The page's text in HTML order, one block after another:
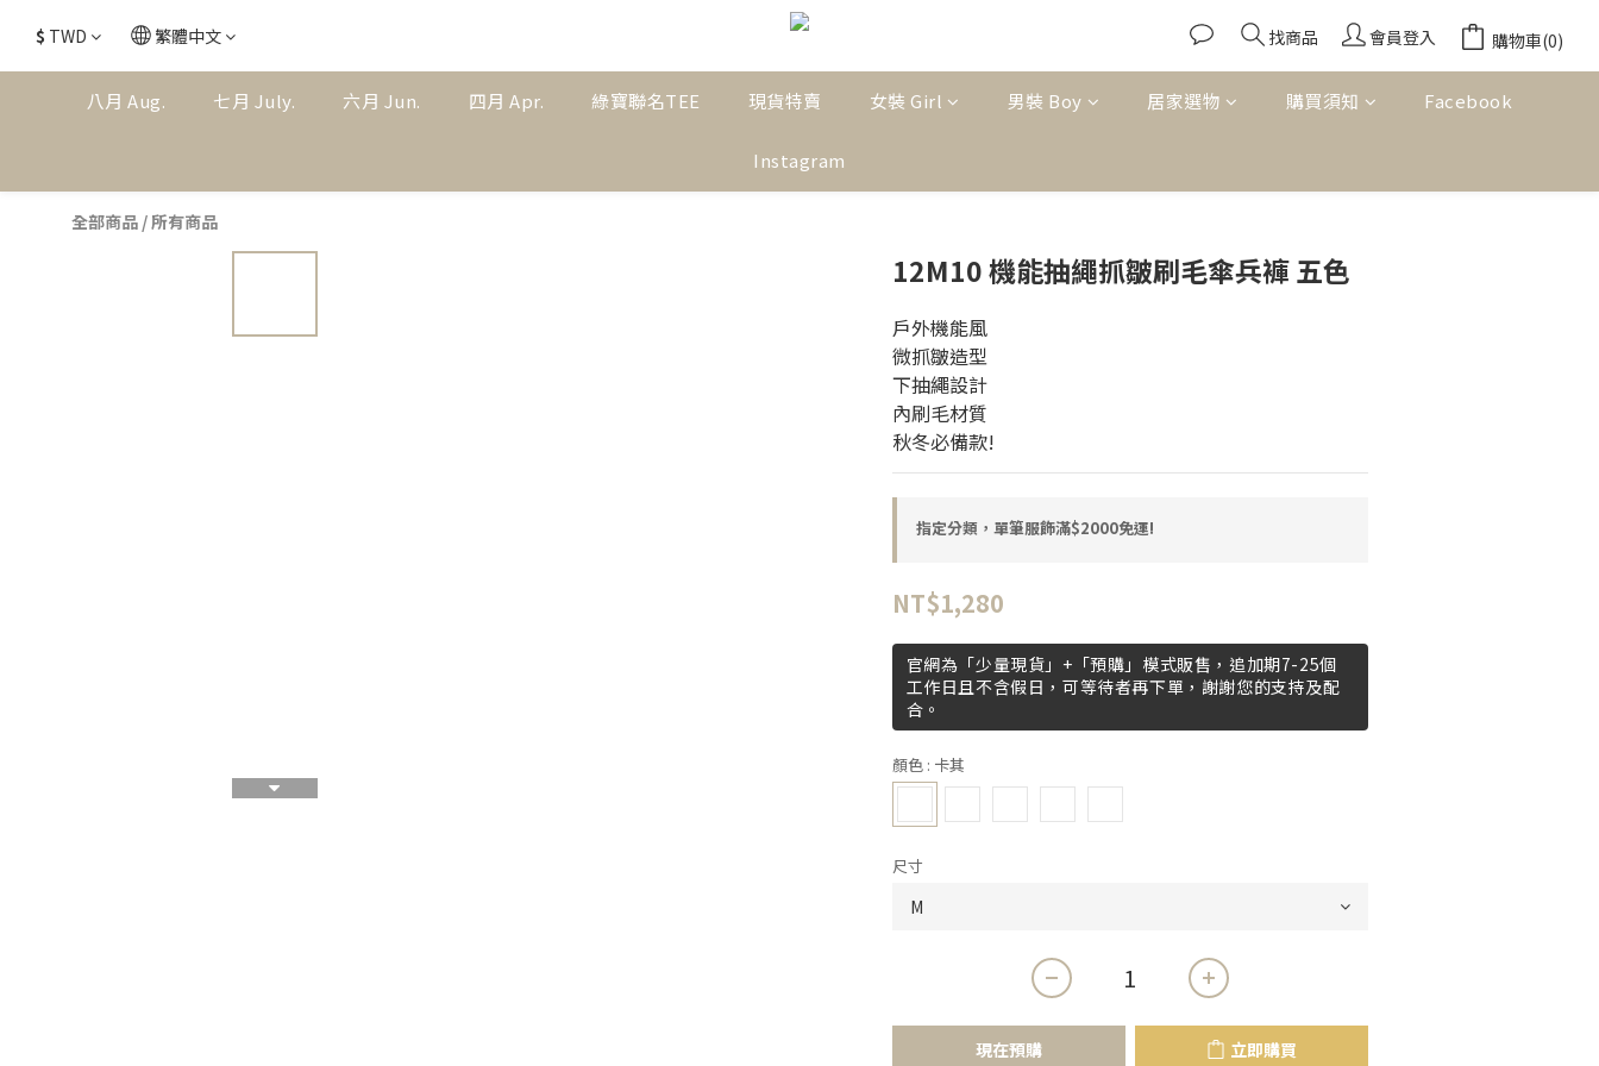
$ TWD 繁體中文 找商品 會員登入 購物車(0)
八月 Aug. 七月 July. 六月 Jun. 四月 Apr. 綠寶聯名TEE 現貨特賣 女裝 Girl 男裝 Boy 居家選物 購買須知 Facebook
Instagram
全部商品 /所有商品
12M10 機能抽繩抓皺刷毛傘兵褲 五色
戶外機能風
微抓皺造型
下抽繩設計
內刷毛材質
秋冬必備款!
指定分類，單筆服飾滿$2000免運!
NT$1,280
官網為「少量現貨」+「預購」模式販售，追加期7-25個
工作日且不含假日，可等待者再下單，謝謝您的支持及配
合。
顏色 : 卡其
尺寸
現在預購 立即購買